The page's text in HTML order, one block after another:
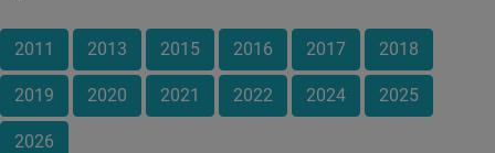
2011 2013 2015 2016 2017 2018
2019 2020 2021 2022 2024 2025
2026